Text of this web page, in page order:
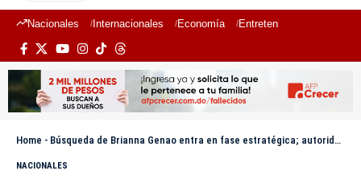
Nacionales Internacionales Economía Entretenimiento
Home - Búsqueda de Brianna Genao entra en fase estratégica; autoridades amplían radio a tres kilómetros
NACIONALES